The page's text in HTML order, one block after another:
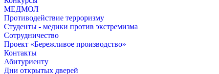
МЕДМОЛ
Противодействие терроризму
Студенты - медики против экстремизма
Сотрудничество
Проект «Бережливое производство»
Контакты
Абитуриенту
Дни открытых дверей